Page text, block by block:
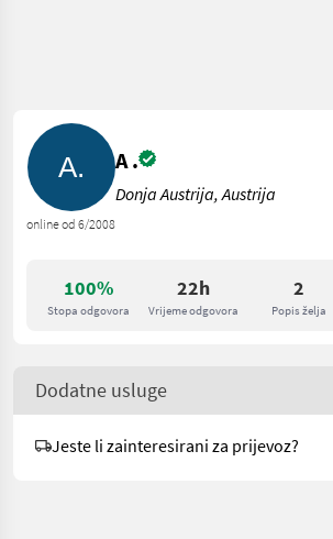
100%
Stopa odgovora
22h
Vrijeme odgovora
2
Popis želja
online od 6/2008
A .
Donja Austrija, Austrija
Dodatne usluge
Jeste li zainteresirani za prijevoz?